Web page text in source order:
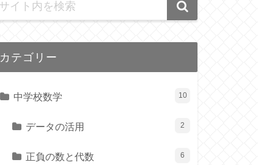
カテゴリー
中学校数学 10
データの活用 2
正負の数と代数 6